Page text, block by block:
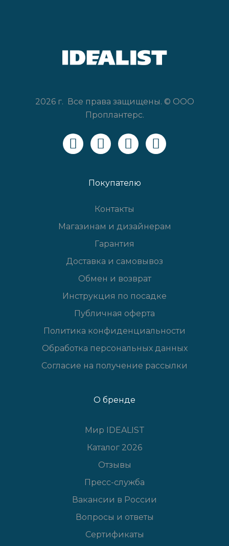
2026 г. Все права защищены. © ООО
Проплантерс.
Покупателю
Контакты
Магазинам и дизайнерам
Гарантия
Доставка и самовывоз
Обмен и возврат
Инструкция по посадке
Публичная оферта
Политика конфиденциальности
Обработка персональных данных
Согласие на получение рассылки
О бренде
Мир IDEALIST
Каталог 2026
Отзывы
Пресс-служба
Вакансии в России
Вопросы и ответы
Сертификаты